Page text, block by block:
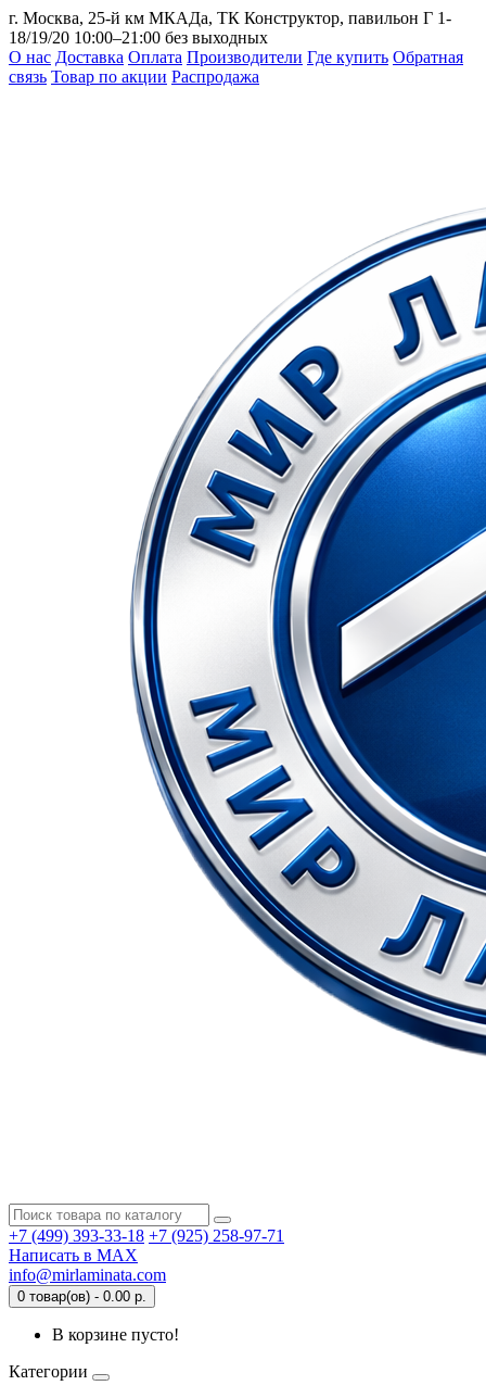
г. Москва, 25-й км МКАДа, ТК Конструктор, павильон Г 1-
18/19/20 10:00–21:00 без выходных
О нас Доставка Оплата Производители Где купить Обратная
связь Товар по акции Распродажа
+7 (499) 393-33-18 +7 (925) 258-97-71
Написать в MAX
info@mirlaminata.com
0 товар(ов) - 0.00 р.
В корзине пусто!
Категории